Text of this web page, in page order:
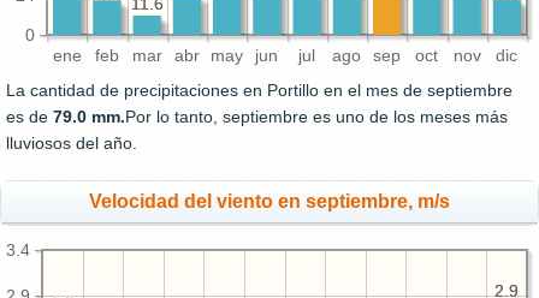
ene feb mar abr may jun jul ago sep oct nov dic
0
11.6
11.6
La cantidad de precipitaciones en Portillo en el mes de septiembre
es de 79.0 mm.Por lo tanto, septiembre es uno de los meses más
lluviosos del año.
Velocidad del viento en septiembre, m/s
3.4
2.9
2.9